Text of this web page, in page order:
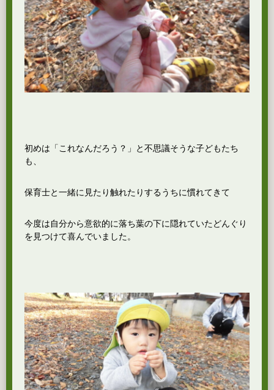
初めは「これなんだろう？」と不思議そうな子どもたち
も、
保育士と一緒に見たり触れたりするうちに慣れてきて
今度は自分から意欲的に落ち葉の下に隠れていたどんぐり
を見つけて喜んでいました。